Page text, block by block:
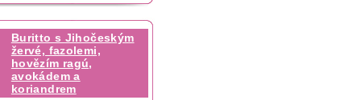
Buritto s Jihočeským
žervé, fazolemi,
hovězím ragú,
avokádem a
koriandrem